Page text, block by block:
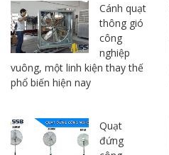
Cánh quạt
thông gió
công
nghiệp
vuông, một linh kiện thay thế
phổ biến hiện nay
Quạt
đứng